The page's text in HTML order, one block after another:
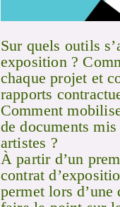
Sur quels outils
exposition ?
chaque projet et
rapports
Comment
de documents
artistes ?
À partir d’un
contrat
permet lors